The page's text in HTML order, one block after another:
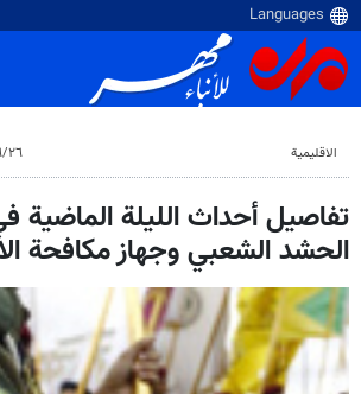
الاقلیمیة ٢٦‏/٠٦‏/٢٠٢٠، ١٢:٤١ م
تفاصيل أحداث الليلة الماضية
الحشد الشعبي وجهاز مكافحة